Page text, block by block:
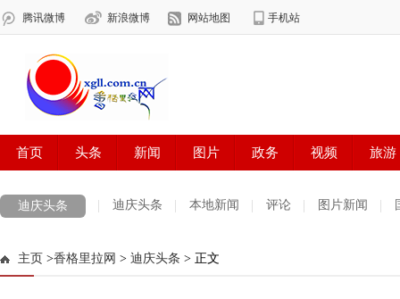
迪庆头条 迪庆头条 本地新闻 评论 图片新闻
主页 >香格里拉网 > 迪庆头条 > 正文